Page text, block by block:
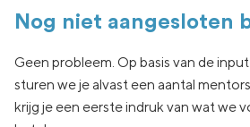
Nog niet aangesloten
Geen probleem. Op basis van de
sturen we je alvast een aantal
krijg je een eerste indruk van watwe